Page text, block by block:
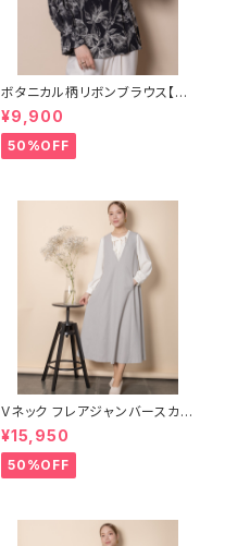
ボタニカル柄リボンブラウス【56
54509】
¥9,900
50%OFF
Vネック フレアジャンバースカー
ト【5665001】
¥15,950
50%OFF